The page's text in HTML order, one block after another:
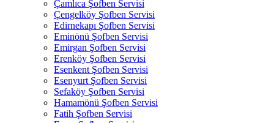
Çamlıca Şofben Servisi
Çengelköy Şofben Servisi
Edirnekapı Şofben Servisi
Eminönü Şofben Servisi
Emirgan Şofben Servisi
Erenköy Şofben Servisi
Esenkent Şofben Servisi
Esenyurt Şofben Servisi
Sefaköy Şofben Servisi
Hamamönü Şofben Servisi
Fatih Şofben Servisi